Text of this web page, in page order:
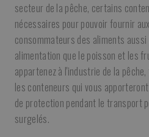
secteur de la pêche, certains
nécessaires pour pouvoir fournir
consommateurs des aliments
alimentation que le poisson et les
appartenez à l'industrie de la
les conteneurs qui vous
de protection pendant le transport
surgelés.